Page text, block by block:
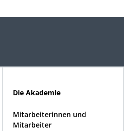
Die Akademie
Mitarbeiterinnen und
Mitarbeiter